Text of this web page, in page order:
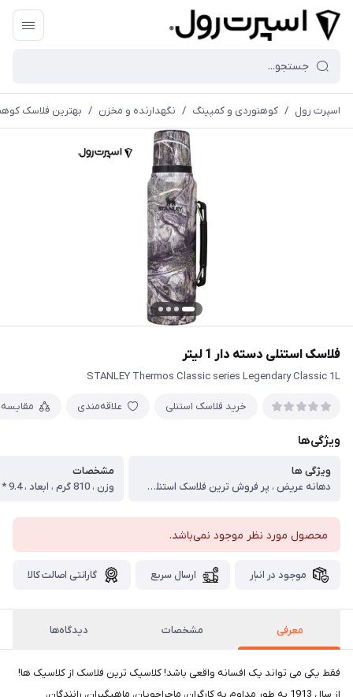
اسپرت رول / کوهنوردی و کمپینگ / نگهدارنده و مخزن / بهترین فلاسک
فلاسک استنلی دسته دار 1 لیتر
STANLEY Thermos Classic series Legendary Classic 1L
خرید فلاسک استنلی علاقه‌مندی مقایسه
ویژگی‌ها
ویژگی ها
دهانه عریض ، پر فروش ترین فلاسک استنلی در جهان ، دو جداره با عایق خلاء بهبود یافته ، بدون درج عایق و پوشش داخلی ، استفاده از درب فلاسک به عنوان لیوان ، مقاومت 100٪ در همه موقعیت ها ، درب پیچی ساده ، دسته بهبود یافته برای جابجایی راحت تر ، مقاوم تر از قبل ، دسته، برای نگهداری بهتر در صورت عدم استفاده، به سادگی روی بدنه فلاسک تا می شود ، مقاوم در برابر خوردگی، هوا و سایش ، ساخته شده از فولاد ضد زنگ با کیفیت بالا 18/8 ، فاقد مواد مضر BPA FREE
مشخصات
محصول مورد نظر موجود نمی‌باشد.
موجود در انبار ارسال سریع گارانتی اصالت کالا
معرفی مشخصات دیدگاه‌ها
فقط یکی می تواند یک افسانه واقعی باشد! کلاسیک ترین فلاسک از کلاسیک ها!
از سال 1913 به طور مداوم به کارگران، ماجراجویان، ماهیگیران، رانندگان،